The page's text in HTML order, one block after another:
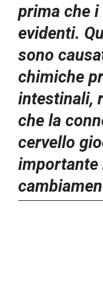
prima che
evidenti.
sono
chimiche
intestinali,
che la
cervello
importante